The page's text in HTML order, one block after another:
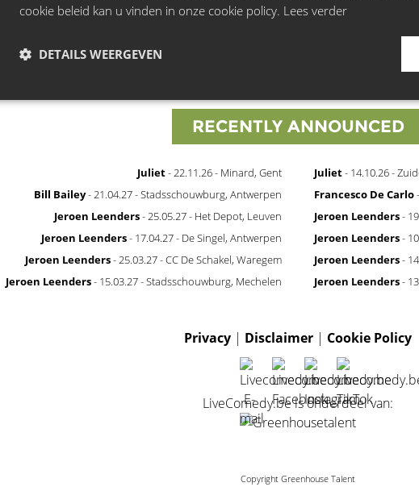
RECENTLY ANNOUNCED
Juliet- 22.11.26 - Minard, Gent Juliet- 14.10.26 -
Bill Bailey- 21.04.27 - Stadsschouwburg, Antwerpen Francesco De Carlo
Jeroen Leenders- 25.05.27 - Het Depot, Leuven Jeroen Leenders-
Jeroen Leenders- 17.04.27 - De Singel, Antwerpen Jeroen Leenders-
Jeroen Leenders- 25.03.27 - CC De Schakel, Waregem Jeroen Leenders-
Jeroen Leenders- 15.03.27 - Stadsschouwburg, Mechelen Jeroen Leenders-
Privacy | Disclaimer | Cookie Policy
LiveComedy.be is onderdeel van:
Copyright Greenhouse Talent
cookie beleid kan u vinden in onze cookie policy. Lees verder
DETAILS WEERGEVEN